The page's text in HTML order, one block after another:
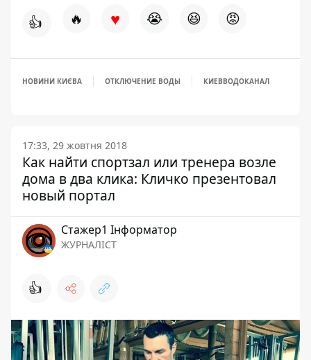
👍 🔥 ♥ 😭 😆 😡
НОВИНИ КИЄВА ОТКЛЮЧЕНИЕ ВОДЫ КИЕВВОДОКАНАЛ
17:33, 29 жовтня 2018
Как найти спортзал или тренера возле
дома в два клика: Кличко презентовал
новый портал
Стажер1 Інформатор
ЖУРНАЛІСТ
👍